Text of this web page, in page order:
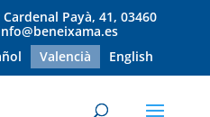
Payà, 41, 03460
Valencià English